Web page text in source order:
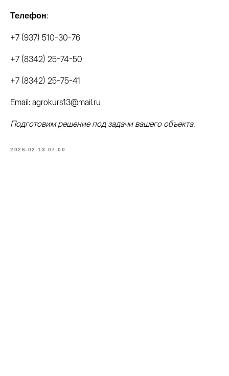
Телефон:
+7 (937) 510-30-76
+7 (8342) 25-74-50
+7 (8342) 25-75-41
Email: agrokurs13@mail.ru
Подготовим решение под задачи вашего объекта.
2026-02-13 07:00